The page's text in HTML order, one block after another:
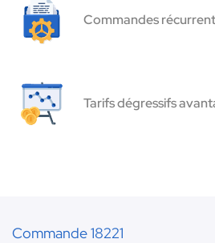
Commandes
Tarifs dégressifs
Commande 18221